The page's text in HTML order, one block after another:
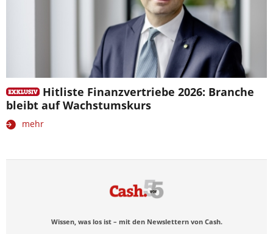
Hitliste Finanzvertriebe 2026: Branche
bleibt auf Wachstumskurs
mehr
Wissen, was los ist – mit den Newslettern von Cash.